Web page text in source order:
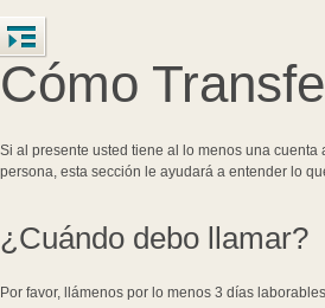
Cómo
Si al presente usted tiene al lo menos una
persona, esta sección le ayudará a entender lo
¿Cuándo debo llamar?
Por favor, llámenos por lo menos 3 días